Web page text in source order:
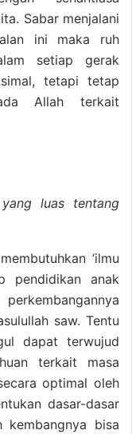
Sabar menjalani
ini maka ruh
setiap gerak
tetapi tetap
Allah terkait
luas tentang
‘ilmu
pendidikan anak
saw. Tentu
dapat terwujud
terkait masa
optimal oleh
dasar-dasar
bisa